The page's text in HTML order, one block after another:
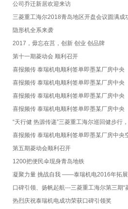
公司乔迁新居欢迎来访
三菱重工海尔2018青岛地区开盘会议圆满成
隐形机全系来袭
2017，毋忘在莒，创新 创业 创品牌
第十一期菱动会 顺利召开
喜报频传 泰瑞机电顺利签单即墨某厂房中央
喜报频传 泰瑞机电顺利签单即墨某厂房中央
喜报频传 泰瑞机电顺利签单即墨某厂房中央
喜报频传 泰瑞机电顺利签单即墨某厂房中央
“天行健 热源传递”三菱重工海尔巡回健步行
喜报频传 泰瑞机电顺利签单即墨某厂房中央
第五期菱动会顺利召开
1200把便民伞现身青岛地铁
凝聚力量 挑战自我 ——泰瑞机电2016年拓
口碑引领、扬帆起航---三菱重工海尔第三期“
热烈庆祝泰瑞机电成功荣获口碑引领奖